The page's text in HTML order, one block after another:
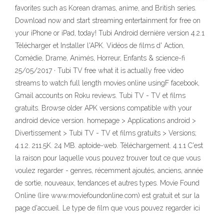
favorites such as Korean dramas, anime, and British series.
Download now and start streaming entertainment for free on
your iPhone or iPad, today! Tubi Android dernière version 4.2.1
Télécharger et Installer l'APK. Vidéos de films d' Action,
Comédie, Drame, Animés, Horreur, Enfants & science-fi
25/05/2017 · Tubi TV free what it is actually free video
streams to watch full length movies online usingF facebook,
Gmail accounts on Roku reviews. Tubi TV - TV et films
gratuits. Browse older APK versions compatible with your
android device version. homepage > Applications android >
Divertissement > Tubi TV - TV et films gratuits > Versions;
4.1.2. 211.5K. 24 MB. aptoide-web. Téléchargement. 4.1.1 C'est
la raison pour laquelle vous pouvez trouver tout ce que vous
voulez regarder - genres, récemment ajoutés, anciens, année
de sortie, nouveaux, tendances et autres types. Movie Found
Online (lire www.moviefoundonline.com) est gratuit et sur la
page d'accueil. Le type de film que vous pouvez regarder ici